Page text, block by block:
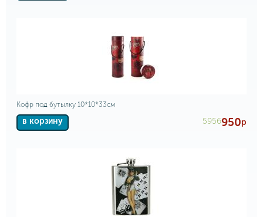
Кофр под бутылку 10*10*33см
в корзину 5956950р